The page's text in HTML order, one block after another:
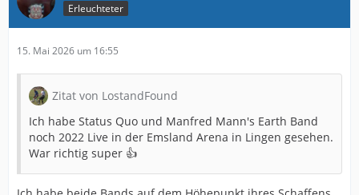
Erleuchteter
15. Mai 2026 um 16:55
Zitat von LostandFound
Ich habe Status Quo und Manfred Mann's Earth Band
noch 2022 Live in der Emsland Arena in Lingen gesehen.
War richtig super 👍